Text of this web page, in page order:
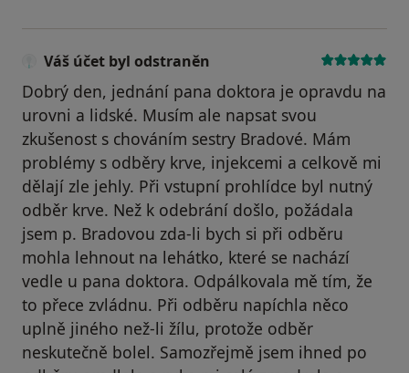
Váš účet byl odstraněn
Dobrý den, jednání pana doktora je opravdu na
urovni a lidské. Musím ale napsat svou
zkušenost s chováním sestry Bradové. Mám
problémy s odběry krve, injekcemi a celkově mi
dělají zle jehly. Při vstupní prohlídce byl nutný
odběr krve. Než k odebrání došlo, požádala
jsem p. Bradovou zda-li bych si při odběru
mohla lehnout na lehátko, které se nachází
vedle u pana doktora. Odpálkovala mě tím, že
to přece zvládnu. Při odběru napíchla něco
uplně jiného než-li žílu, protože odběr
neskutečně bolel. Samozřejmě jsem ihned po